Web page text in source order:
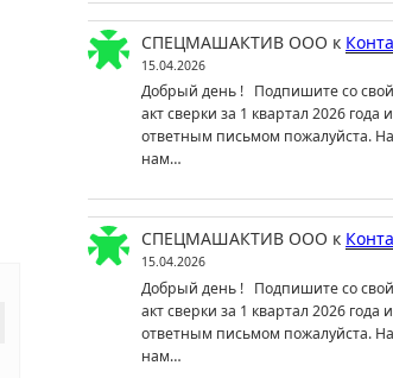
СПЕЦМАШАКТИВ ООО к
15.04.2026
Добрый день ! Подпишите со
акт сверки за 1 квартал 2026 года
ответным письмом пожалуйста.
нам…
СПЕЦМАШАКТИВ ООО к
15.04.2026
Добрый день ! Подпишите со
акт сверки за 1 квартал 2026 года
ответным письмом пожалуйста.
нам…